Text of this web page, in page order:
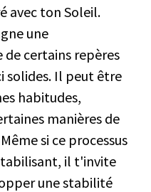
avec ton Soleil.
une
certains repères
solides. Il peut être
habitudes,
manières de
si ce processus
il t'invite
une stabilité